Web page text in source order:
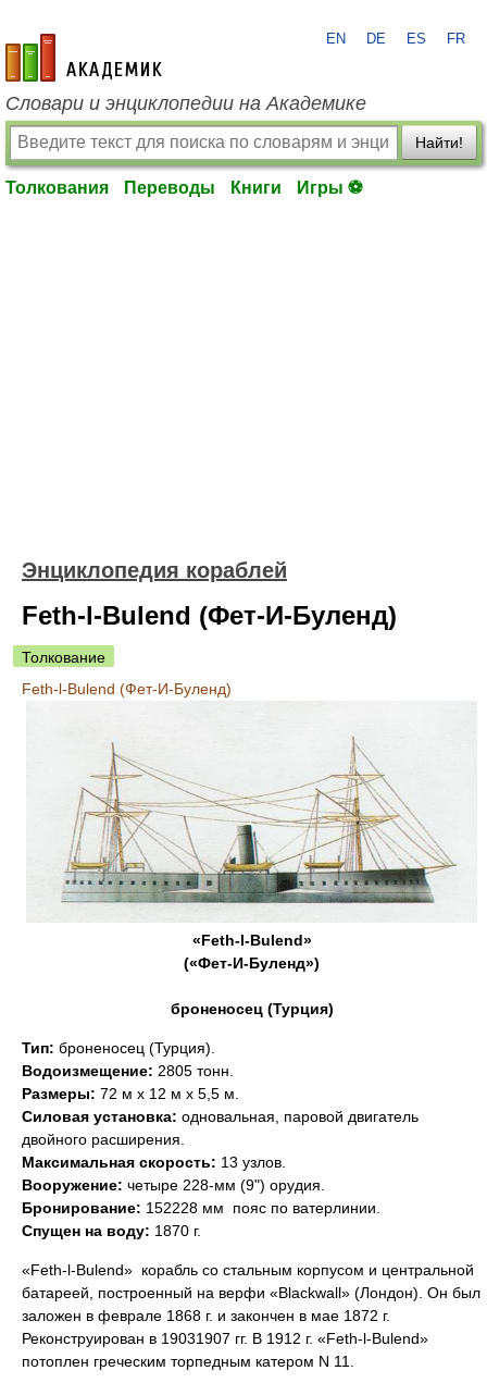
academic.ru
EN DE ES FR
Словари и энциклопедии на Академике
Найти!
Толкования Переводы Книги Игры ⚽
Энциклопедия кораблей
Feth-l-Bulend (Фет-И-Буленд)
Толкование
Feth-l-Bulend (Фет-И-Буленд)
«Feth-l-Bulend»
(«Фет-И-Буленд»)
броненосец (Турция)
Тип: броненосец (Турция).
Водоизмещение: 2805 тонн.
Размеры: 72 м х 12 м х 5,5 м.
Силовая установка: одновальная, паровой двигатель
двойного расширения.
Максимальная скорость: 13 узлов.
Вооружение: четыре 228-мм (9") орудия.
Бронирование: 152228 мм  пояс по ватерлинии.
Спущен на воду: 1870 г.
«Feth-l-Bulend»  корабль со стальным корпусом и центральной
батареей, построенный на верфи «Blackwall» (Лондон). Он был
заложен в феврале 1868 г. и закончен в мае 1872 г.
Реконструирован в 19031907 гг. В 1912 г. «Feth-l-Bulend»
потоплен греческим торпедным катером N 11.